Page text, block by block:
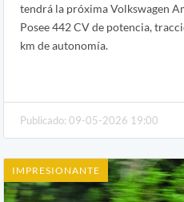
tendrá la próxima Volkswagen
Posee 442 CV de potencia,
km de autonomía.
Publicado: 09-05-2026 19:00
IMPRESIONANTE